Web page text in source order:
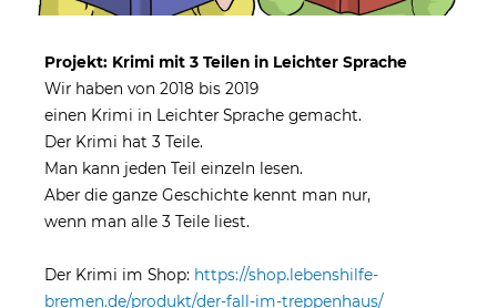
Projekt: Krimi mit 3 Teilen in Leichter Sprache
Wir haben von 2018 bis 2019
einen Krimi in Leichter Sprache gemacht.
Der Krimi hat 3 Teile.
Man kann jeden Teil einzeln lesen.
Aber die ganze Geschichte kennt man nur,
wenn man alle 3 Teile liest.
Der Krimi im Shop: https://shop.lebenshilfe-
bremen.de/produkt/der-fall-im-treppenhaus/